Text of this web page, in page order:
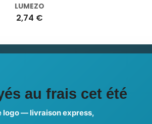
LUMEZO
2,74 €
au frais cet été
logo — livraison express,
choisir ?